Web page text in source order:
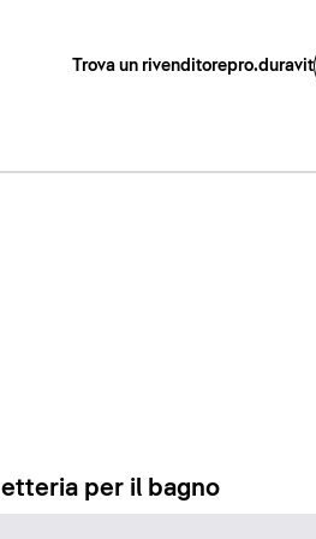
Trova un rivenditorepro.duravit
per il bagno